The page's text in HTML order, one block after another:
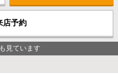
店予約
見ています